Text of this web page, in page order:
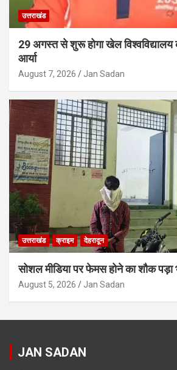
उत्तराखंड
29 अगस्त से शुरू होगा खेल विश्वविद्यालय
आर्या
August 7, 2026 Jan Sadan
उत्तराखंड क्राइम देहरादून
सोशल मीडिया पर फेमस होने का शौक पड़ा
August 5, 2026 Jan Sadan
JAN SADAN